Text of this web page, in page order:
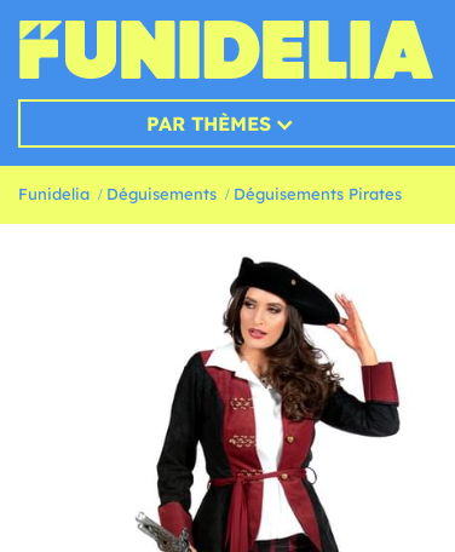
PAR THÈMES
Funidelia Déguisements Déguisements Pirates